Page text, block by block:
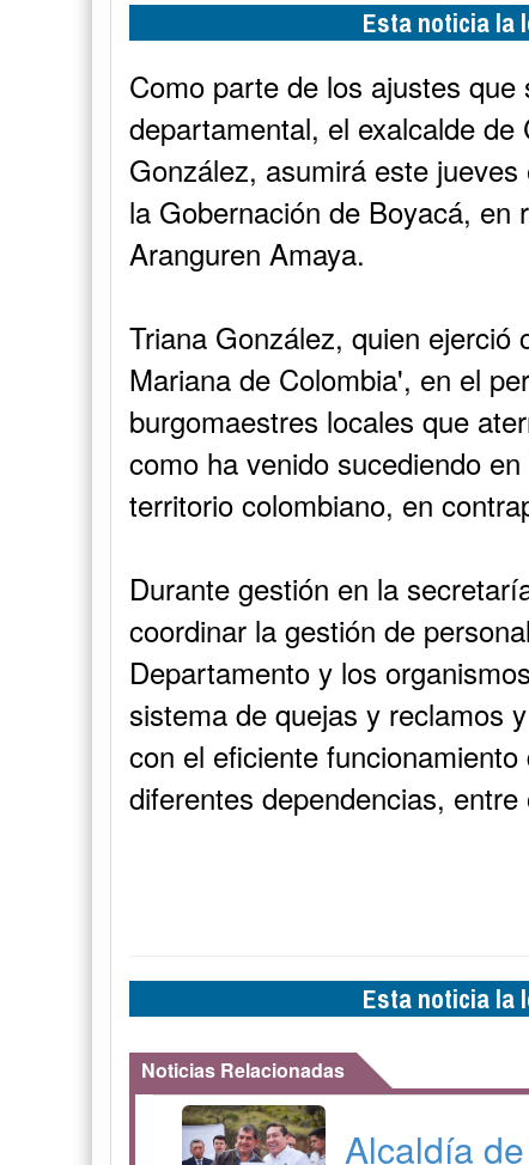
Esta noticia la
Como parte de los ajustes
departamental, el exalcalde
González, asumirá este
la Gobernación de Boyacá, en
Aranguren Amaya.
Triana González, quien ejerció
Mariana de Colombia', en el
burgomaestres locales que
como ha venido sucediendo
territorio colombiano, en
Durante gestión en la
coordinar la gestión de
Departamento y los
sistema de quejas y reclamos
con el eficiente
diferentes dependencias,
Esta noticia la
Noticias Relacionadas
Alcaldía